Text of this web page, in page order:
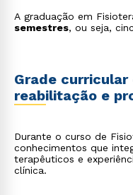
A graduação em
semestres, ou seja,
Grade
reabilitação e
Durante o curso de
conhecimentos que
terapêuticos e
clínica.